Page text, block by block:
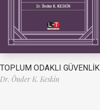
TOPLUM ODAKLI GÜVENLİK
Dr. Önder K. Keskin